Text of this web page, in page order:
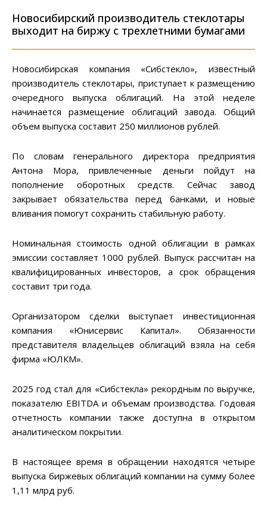
Новосибирский производитель стеклотары
выходит на биржу с трехлетними бумагами
Новосибирская компания «Сибстекло», известный
производитель стеклотары, приступает к размещению
очередного выпуска облигаций. На этой неделе
начинается размещение облигаций завода. Общий
объем выпуска составит 250 миллионов рублей.
По словам генерального директора предприятия
Антона Мора, привлеченные деньги пойдут на
пополнение оборотных средств. Сейчас завод
закрывает обязательства перед банками, и новые
вливания помогут сохранить стабильную работу.
Номинальная стоимость одной облигации в рамках
эмиссии составляет 1000 рублей. Выпуск рассчитан на
квалифицированных инвесторов, а срок обращения
составит три года.
Организатором сделки выступает инвестиционная
компания «Юнисервис Капитал». Обязанности
представителя владельцев облигаций взяла на себя
фирма «ЮЛКМ».
2025 год стал для «Сибстекла» рекордным по выручке,
показателю EBITDA и объемам производства. Годовая
отчетность компании также доступна в открытом
аналитическом покрытии.
В настоящее время в обращении находятся четыре
выпуска биржевых облигаций компании на сумму более
1,11 млрд руб.